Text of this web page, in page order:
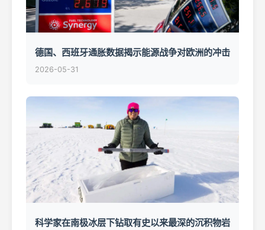
德国、西班牙通胀数据揭示能源战争对欧洲的冲击
2026-05-31
科学家在南极冰层下钻取有史以来最深的沉积物岩